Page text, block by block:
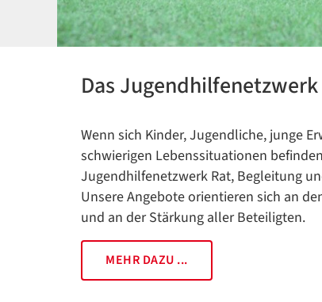
Das Jugendhilfenetzwerk
Wenn sich Kinder, Jugendliche, junge
schwierigen Lebenssituationen
Jugendhilfenetzwerk Rat, Begleitung
Unsere Angebote orientieren sich an
und an der Stärkung aller Beteiligten.
MEHR DAZU ...